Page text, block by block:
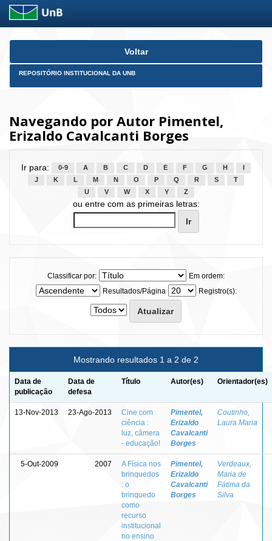
Skip
Voltar
REPOSITÓRIO INSTITUCIONAL DA UNB
Navegando por Autor Pimentel,
Erizaldo Cavalcanti Borges
Ir para: 0-9 A B C D E F G H
J
K L M N O P Q R S
T
U
V W X Y Z
ou entre com as primeiras letras:
Classificar por:
Em ordem:
Resultados/Página
Registro(s):
Mostrando resultados 1 a 2 de 2
Data de
publicação
Data de
defesa
Título Autor(es) Orientador(es)
13-Nov-2013 23-Ago-2013
Cine com
ciência :
luz, câmera
- educação!
Pimentel,
Erizaldo
Cavalcanti
Borges
Coutinho,
Laura Maria
5-Out-2009 2007
A Física nos
brinquedos
: o
brinquedo
como
recurso
institucional
no ensino
Pimentel,
Erizaldo
Cavalcanti
Borges
Verdeaux,
Maria de
Fátima da
Silva